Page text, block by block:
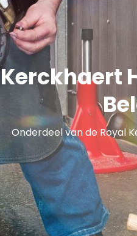
Kerckhaert
Onderdeel van de Royal